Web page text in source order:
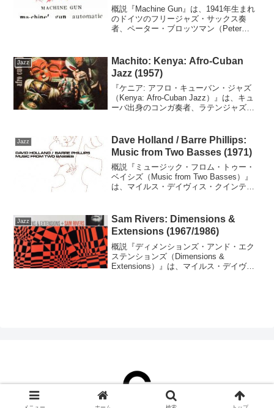
概説『Machine Gun』は、1941年生まれ
のドイツのフリージャズ・サックス奏
者、ペーター・ブロッツマン（Peter
マン、アルバート・アイラーが開拓し...
Jazz
Machito: Kenya: Afro-Cuban
Jazz (1957)
『ケニア: アフロ・キューバン・ジャズ
（Kenya: Afro-Cuban Jazz）』は、キュ
ーバ出身のコンガ奏者、ラテンジャズの
ヴィゼーション、ビッグバンド・ア...
Jazz
Dave Holland / Barre Phillips:
Music from Two Basses (1971)
概説『ミュージック・フロム・トゥー・
ベイシズ（Music from Two Basses）』
は、マイルス・デイヴィス・クインテッ
（bass, cello）とアメリカ合衆国のジ...
Jazz
Sam Rivers: Dimensions &
Extensions (1967/1986)
概説『ディメンションズ・アンド・エク
ステンションズ（Dimensions &
Extensions）』は、マイルス・デイヴィ